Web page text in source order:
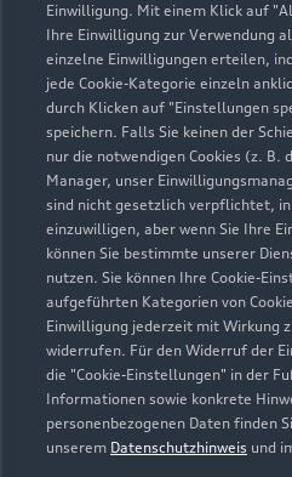
Einwilligung. Mit einem Klick auf
Ihre Einwilligung zur Verwendung
einzelne Einwilligungen erteilen,
jede Cookie-Kategorie einzeln
durch Klicken auf "Einstellungen
speichern. Falls Sie keinen der
nur die notwendigen Cookies (z. B.
Manager, unser
sind nicht gesetzlich verpflichtet, in
einzuwilligen, aber wenn Sie Ihre
können Sie bestimmte unserer
nutzen. Sie können Ihre Cookie-
aufgeführten Kategorien von
Einwilligung jederzeit mit Wirkung
widerrufen. Für den Widerruf der
die "Cookie-Einstellungen" in der
Informationen sowie konkrete
personenbezogenen Daten finden
unserem Datenschutzhinweis und
Service
Geöffnet bis17:30
Verkauf
Geöffnet bis17:30
Modelle
Alle Modelle
Kaufen & leasen